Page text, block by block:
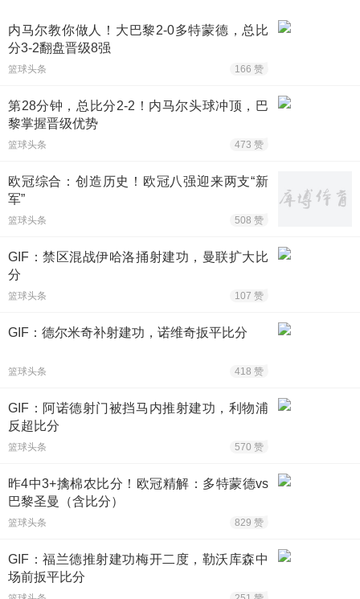
内马尔教你做人！大巴黎2-0多特蒙德，总比
分3-2翻盘晋级8强
篮球头条 166 赞
第28分钟，总比分2-2！内马尔头球冲顶，巴
黎掌握晋级优势
篮球头条 473 赞
欧冠综合：创造历史！欧冠八强迎来两支“新
军”
篮球头条 508 赞
GIF：禁区混战伊哈洛捅射建功，曼联扩大比
分
篮球头条 107 赞
GIF：德尔米奇补射建功，诺维奇扳平比分
篮球头条 418 赞
GIF：阿诺德射门被挡马内推射建功，利物浦
反超比分
篮球头条 570 赞
昨4中3+擒棉农比分！欧冠精解：多特蒙德vs
巴黎圣曼（含比分）
篮球头条 829 赞
GIF：福兰德推射建功梅开二度，勒沃库森中
场前扳平比分